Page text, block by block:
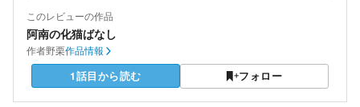
このレビューの作品
阿南の化猫ばなし
作者野栗作品情報
1話目から読む フォロー